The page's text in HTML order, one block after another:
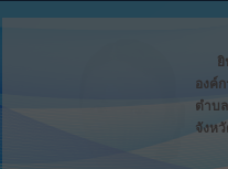
องค์
ตำบ
จังห